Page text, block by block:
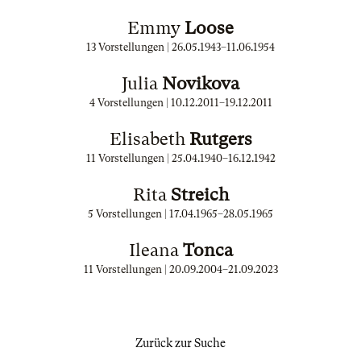
Emmy Loose
13 Vorstellungen | 26.05.1943–11.06.1954
Julia Novikova
4 Vorstellungen | 10.12.2011–19.12.2011
Elisabeth Rutgers
11 Vorstellungen | 25.04.1940–16.12.1942
Rita Streich
5 Vorstellungen | 17.04.1965–28.05.1965
Ileana Tonca
11 Vorstellungen | 20.09.2004–21.09.2023
Zurück zur Suche